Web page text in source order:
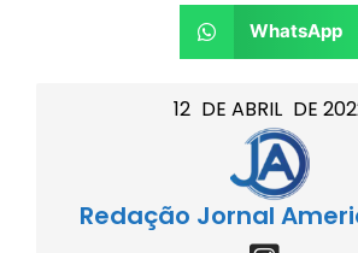
12 DE ABRIL DE
Redação Jornal
WhatsApp